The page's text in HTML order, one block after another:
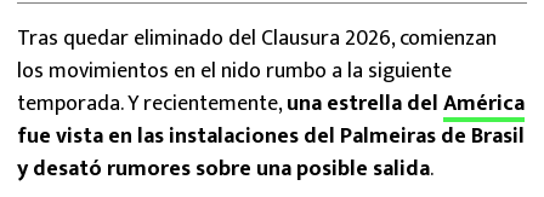
Tras quedar eliminado del Clausura 2026, comienzan
los movimientos en el nido rumbo a la siguiente
temporada. Y recientemente,una estrella delAmérica
fue vista en las instalaciones del Palmeiras de Brasil
y desató rumores sobre una posible salida.